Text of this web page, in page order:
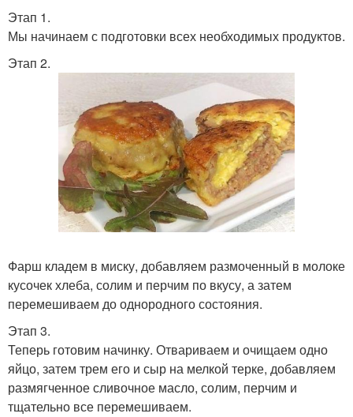
Этап 1.
Мы начинаем с подготовки всех необходимых продуктов.
Этап 2.
Фарш кладем в миску, добавляем размоченный в молоке
кусочек хлеба, солим и перчим по вкусу, а затем
перемешиваем до однородного состояния.
Этап 3.
Теперь готовим начинку. Отвариваем и очищаем одно
яйцо, затем трем его и сыр на мелкой терке, добавляем
размягченное сливочное масло, солим, перчим и
тщательно все перемешиваем.